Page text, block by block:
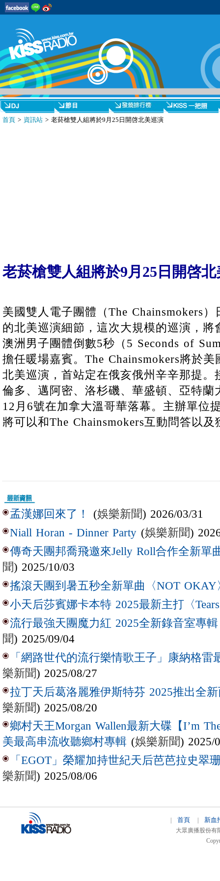
首頁 > 資訊站 > 老菸槍雙人組將於9月25日開啓北美巡演
老菸槍雙人組將於9月25日開啓
美國雙人電子團體（The Chainsmokers
的北美巡演細節，這次大規模的巡演，將
澳洲男子團體倒數5秒（5 Seconds of
擔任暖場嘉賓。The Chainsmokers將於
北美巡演，首站定在俄亥俄州辛辛那提。
倫多、邁阿密、洛杉磯、華盛頓、亞特蘭
12月6號在加拿大溫哥華落幕。主辦單位
將可以和The Chainsmokers互動問答以
孟漢娜回來了！ (娛樂新聞) 2026/03/31
Niall Horan - Dinner Party (娛樂新聞)
傳奇天團邦喬飛邀來Jelly Roll合作全新單
聞) 2025/10/03
搖滾天團到暑五秒全新單曲〈NOT OKAY
小天后莎賓娜卡本特 2025最新主打〈
流行最強天團魔力紅 2025全新錄音室專
聞) 2025/09/04
「網路世代的流行樂情歌王子」康納格雷
樂新聞) 2025/08/27
拉丁天后葛洛麗雅伊斯特芬 2025推出全新
樂新聞) 2025/08/20
鄉村天王Morgan Wallen最新大碟【I’m
美最高串流收聽鄉村專輯 (娛樂新聞) 2025/
「EGOT」榮耀加持世紀天后芭芭拉史翠
樂新聞) 2025/08/06
首頁 新血
大眾廣播股份有